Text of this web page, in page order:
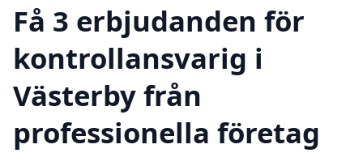
Få 3 erbjudanden för
kontrollansvarig i
Västerby från
professionella företag